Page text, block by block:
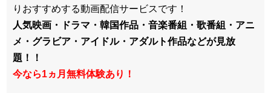
りおすすめする動画配信サービスです！
人気映画・ドラマ・韓国作品・音楽番組・歌番組・アニ
メ・グラビア・アイドル・アダルト作品などが見放
題！！
今なら1ヵ月無料体験あり！